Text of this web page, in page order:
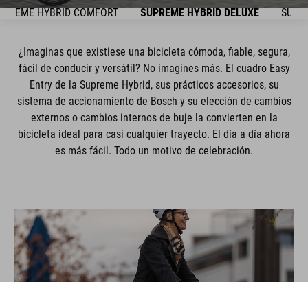
HYBRID COMFORT SUPREME HYBRID DELUXE
¿Imaginas que existiese una bicicleta cómoda, fiable, segura,
fácil de conducir y versátil? No imagines más. El cuadro Easy
Entry de la Supreme Hybrid, sus prácticos accesorios, su
sistema de accionamiento de Bosch y su elección de cambios
externos o cambios internos de buje la convierten en la
bicicleta ideal para casi cualquier trayecto. El día a día ahora
es más fácil. Todo un motivo de celebración.